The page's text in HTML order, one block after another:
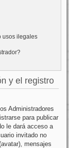
usos ilegales
y el registro
Administradores
para publicar
le dará acceso a
invitado no
mensajes